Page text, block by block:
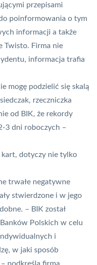
przepisami
poinformowania o tym
informacji a także
Twisto. Firma nie
informacja trafia
mogę podzielić się skalą
rzeczniczka
od BIK, że rekordy
3 dni roboczych –
dotyczy nie tylko
trwałe negatywne
stwierdzone i w jego
– BIK został
Polskich w celu
i
w jaki sposób